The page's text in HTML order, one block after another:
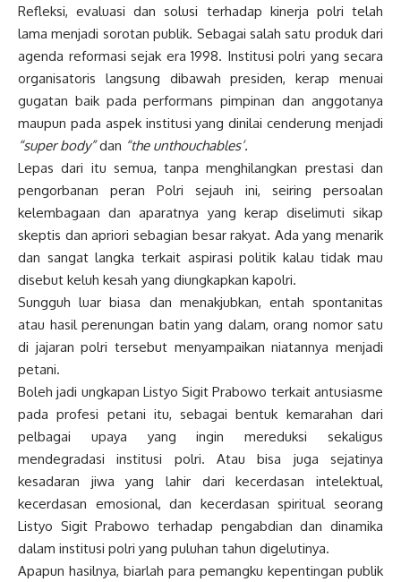
Refleksi, evaluasi dan solusi terhadap kinerja polri telah
lama menjadi sorotan publik. Sebagai salah satu produk dari
agenda reformasi sejak era 1998. Institusi polri yang secara
organisatoris langsung dibawah presiden, kerap menuai
gugatan baik pada performans pimpinan dan anggotanya
maupun pada aspek institusi yang dinilai cenderung menjadi
“super body”dan “the unthouchables’.
Lepas dari itu semua, tanpa menghilangkan prestasi dan
pengorbanan peran Polri sejauh ini, seiring persoalan
kelembagaan dan aparatnya yang kerap diselimuti sikap
skeptis dan apriori sebagian besar rakyat. Ada yang menarik
dan sangat langka terkait aspirasi politik kalau tidak mau
disebut keluh kesah yang diungkapkan kapolri.
Sungguh luar biasa dan menakjubkan, entah spontanitas
atau hasil perenungan batin yang dalam, orang nomor satu
di jajaran polri tersebut menyampaikan niatannya menjadi
petani.
Boleh jadi ungkapan Listyo Sigit Prabowo terkait antusiasme
pada profesi petani itu, sebagai bentuk kemarahan dari
pelbagai upaya yang ingin mereduksi sekaligus
mendegradasi institusi polri. Atau bisa juga sejatinya
kesadaran jiwa yang lahir dari kecerdasan intelektual,
kecerdasan emosional, dan kecerdasan spiritual seorang
Listyo Sigit Prabowo terhadap pengabdian dan dinamika
dalam institusi polri yang puluhan tahun digelutinya.
Apapun hasilnya, biarlah para pemangku kepentingan publik